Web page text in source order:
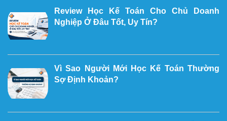
Review Học Kế Toán Cho Chủ Doanh
Nghiệp Ở Đâu Tốt, Uy Tín?
Vì Sao Người Mới Học Kế Toán Thường
Sợ Định Khoản?